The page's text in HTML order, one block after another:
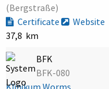
(Bergstraße)
Certificate
Website
37,8 km
BFK
BFK-080
Klinikum Worms